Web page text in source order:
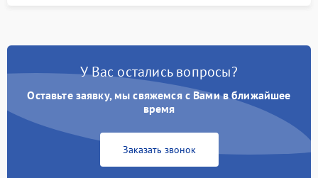
У Вас остались вопросы?
Оставьте заявку, мы свяжемся с Вами в ближайшее
время
Заказать звонок